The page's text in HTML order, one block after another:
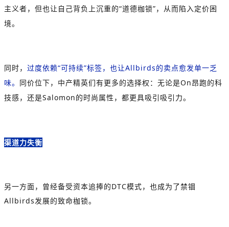
主义者，但也让自己背负上沉重的“道德枷锁”，从而陷入定价困
境。
同时， 过度依赖“可持续”标签，也让Allbirds的卖点愈发单一乏
味。 同价位下，中产精英们有更多的选择权：无论是On昂跑的科
技感，还是Salomon的时尚属性，都更具吸引吸引力。
渠道力失衡
另一方面，曾经备受资本追捧的DTC模式，也成为了禁锢
Allbirds发展的致命枷锁。